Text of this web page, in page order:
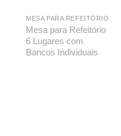
MESA PARA REFEITÓRIO
Mesa para Refeitório
6 Lugares com
Bancos Individuais